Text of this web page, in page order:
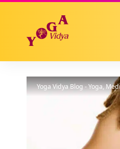
Yoga Vidya Blog - Yoga,